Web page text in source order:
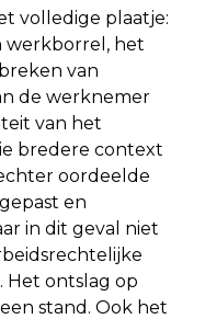
volledige plaatje:
werkborrel, het
van
de werknemer
van het
bredere context
oordeelde
en
in dit geval niet
Het ontslag op
stand. Ook het